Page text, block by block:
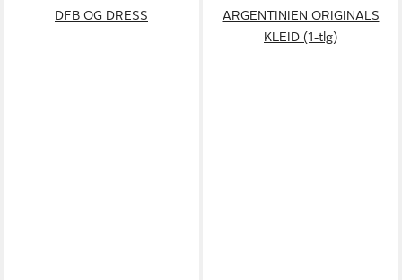
DFB OG DRESS
ARGENTINIEN ORIGINALS
KLEID (1-tlg)